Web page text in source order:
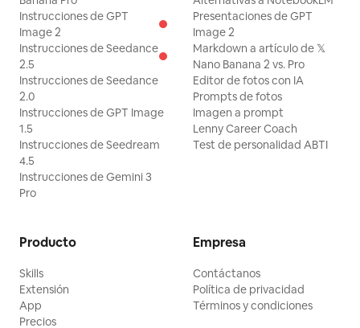
Instrucciones de GPT
Image 2
Instrucciones de Seedance
2.5
Instrucciones de Seedance
2.0
Instrucciones de GPT Image
1.5
Instrucciones de Seedream
4.5
Instrucciones de Gemini 3
Pro
Presentaciones de GPT
Image 2
Markdown a artículo de 𝕏
Nano Banana 2 vs. Pro
Editor de fotos con IA
Prompts de fotos
Imagen a prompt
Lenny Career Coach
Test de personalidad ABTI
Producto
Skills
Extensión
App
Precios
Empresa
Contáctanos
Política de privacidad
Términos y condiciones